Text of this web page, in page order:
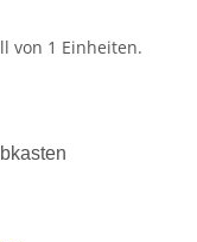
von 1 Einheiten.